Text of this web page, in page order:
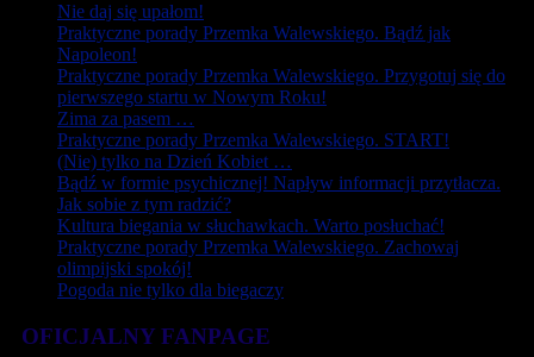
Nie daj się upałom!
Praktyczne porady Przemka Walewskiego. Bądź jak
Napoleon!
Praktyczne porady Przemka Walewskiego. Przygotuj się do
pierwszego startu w Nowym Roku!
Zima za pasem …
Praktyczne porady Przemka Walewskiego. START!
(Nie) tylko na Dzień Kobiet …
Bądź w formie psychicznej! Napływ informacji przytłacza.
Jak sobie z tym radzić?
Kultura biegania w słuchawkach. Warto posłuchać!
Praktyczne porady Przemka Walewskiego. Zachowaj
olimpijski spokój!
Pogoda nie tylko dla biegaczy
OFICJALNY FANPAGE